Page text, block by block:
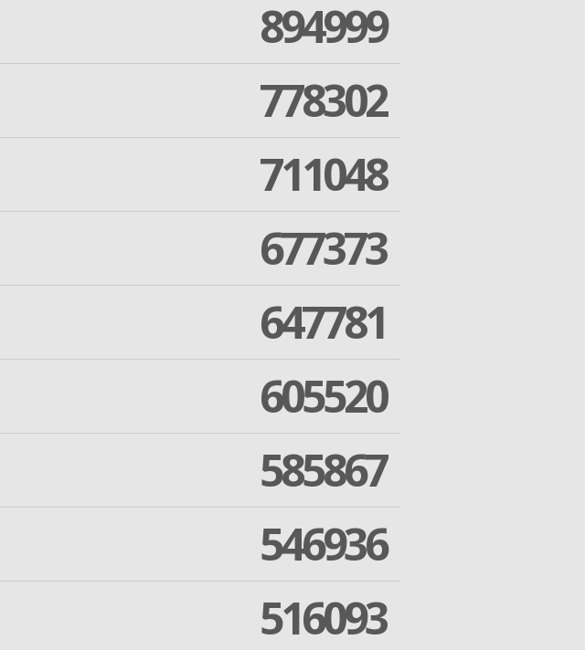
894999
778302
711048
677373
647781
605520
585867
546936
516093